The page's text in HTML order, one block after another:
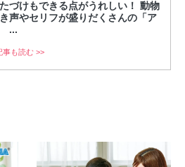
づけもできる点がうれしい！ 動物
声やセリフが盛りだくさんの「ア
...
事も読む >>